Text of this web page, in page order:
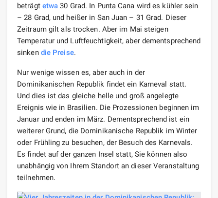
beträgt etwa 30 Grad. In Punta Cana wird es kühler sein
– 28 Grad, und heißer in San Juan – 31 Grad. Dieser
Zeitraum gilt als trocken. Aber im Mai steigen
Temperatur und Luftfeuchtigkeit, aber dementsprechend
sinken die Preise.
Nur wenige wissen es, aber auch in der
Dominikanischen Republik findet ein Karneval statt.
Und dies ist das gleiche helle und groß angelegte
Ereignis wie in Brasilien. Die Prozessionen beginnen im
Januar und enden im März. Dementsprechend ist ein
weiterer Grund, die Dominikanische Republik im Winter
oder Frühling zu besuchen, der Besuch des Karnevals.
Es findet auf der ganzen Insel statt, Sie können also
unabhängig von Ihrem Standort an dieser Veranstaltung
teilnehmen.